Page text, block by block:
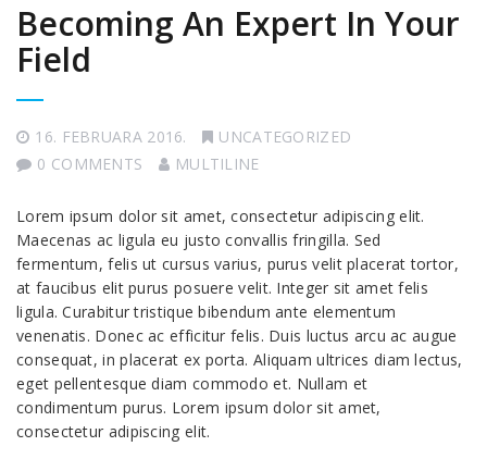
Becoming An Expert In Your
Field
16. FEBRUARA 2016.
UNCATEGORIZED
0 COMMENTS
MULTILINE
Lorem ipsum dolor sit amet, consectetur adipiscing elit.
Maecenas ac ligula eu justo convallis fringilla. Sed
fermentum, felis ut cursus varius, purus velit placerat tortor,
at faucibus elit purus posuere velit. Integer sit amet felis
ligula. Curabitur tristique bibendum ante elementum
venenatis. Donec ac efficitur felis. Duis luctus arcu ac augue
consequat, in placerat ex porta. Aliquam ultrices diam lectus,
eget pellentesque diam commodo et. Nullam et
condimentum purus. Lorem ipsum dolor sit amet,
consectetur adipiscing elit.